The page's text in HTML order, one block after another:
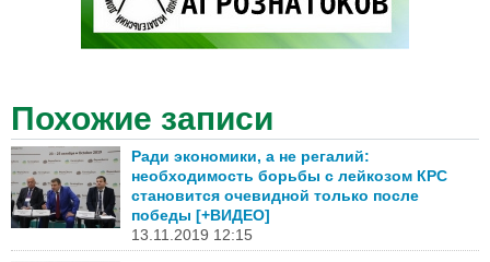
Похожие записи
Ради экономики, а не регалий:
необходимость борьбы с лейкозом КРС
становится очевидной только после
победы [+ВИДЕО]
13.11.2019 12:15